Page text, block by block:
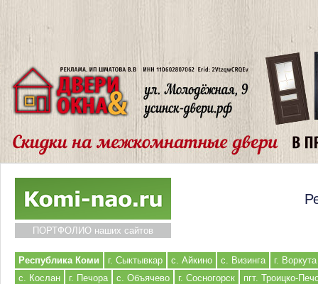
ПОРТФОЛИО наших сайтов
Республика Коми г. Сыктывкар с. Айкино с. Визинга
г. Воркута
с. Кослан
г. Печора с. Объячево г. Сосногорск пгт. Троицко-